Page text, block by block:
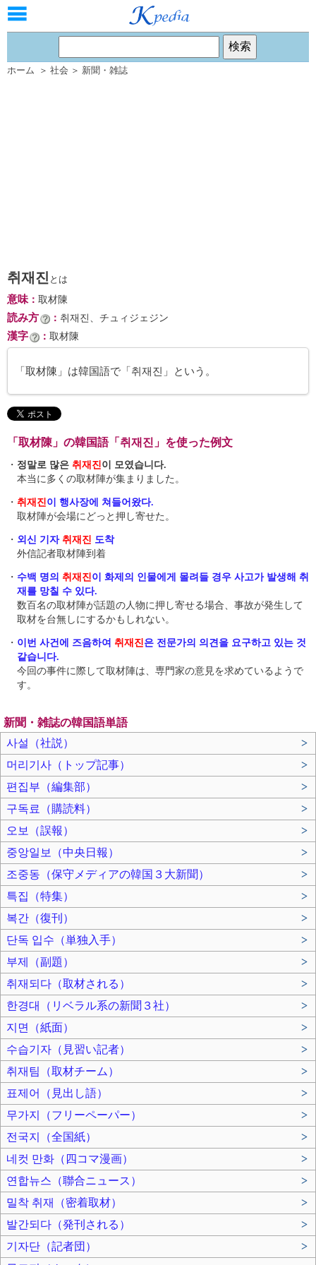
ホーム ＞ 社会 ＞ 新聞・雑誌
취재진 とは
意味： 取材陳
読み方 ： 취재진、チュィジェジン
漢字 ： 取材陳
「取材陳」は韓国語で「취재진」という。
「取材陳」の韓国語「취재진」を使った例文
・ 정말로 많은 취재진이 모였습니다.
本当に多くの取材陣が集まりました。
・ 취재진이 행사장에 쳐들어왔다.
取材陣が会場にどっと押し寄せた。
・ 외신 기자 취재진 도착
外信記者取材陣到着
・ 수백 명의 취재진이 화제의 인물에게 몰려들 경우 사고가 발생해 취
재를 망칠 수 있다.
数百名の取材陣が話題の人物に押し寄せる場合、事故が発生して
取材を台無しにするかもしれない。
・ 이번 사건에 즈음하여 취재진은 전문가의 의견을 요구하고 있는 것
같습니다.
今回の事件に際して取材陣は、専門家の意見を求めているようで
す。
新聞・雑誌の韓国語単語
사설（社説）
>
머리기사（トップ記事）
>
편집부（編集部）
>
구독료（購読料）
>
오보（誤報）
>
중앙일보（中央日報）
>
조중동（保守メディアの韓国３大新聞）
>
특집（特集）
>
복간（復刊）
>
단독 입수（単独入手）
>
부제（副題）
>
취재되다（取材される）
>
한경대（リベラル系の新聞３社）
>
지면（紙面）
>
수습기자（見習い記者）
>
취재팀（取材チーム）
>
표제어（見出し語）
>
무가지（フリーペーパー）
>
전국지（全国紙）
>
네컷 만화（四コマ漫画）
>
연합뉴스（聯合ニュース）
>
밀착 취재（密着取材）
>
발간되다（発刊される）
>
기자단（記者団）
>